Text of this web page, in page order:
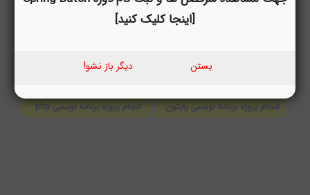
[اینجا کلیک کنید]
بستن دیگر باز نشو!